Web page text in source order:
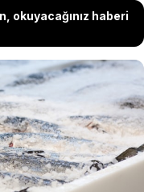
okuyacağınız haberi
faaliyet gösteren
bakteri
iflasa sürüklendi.